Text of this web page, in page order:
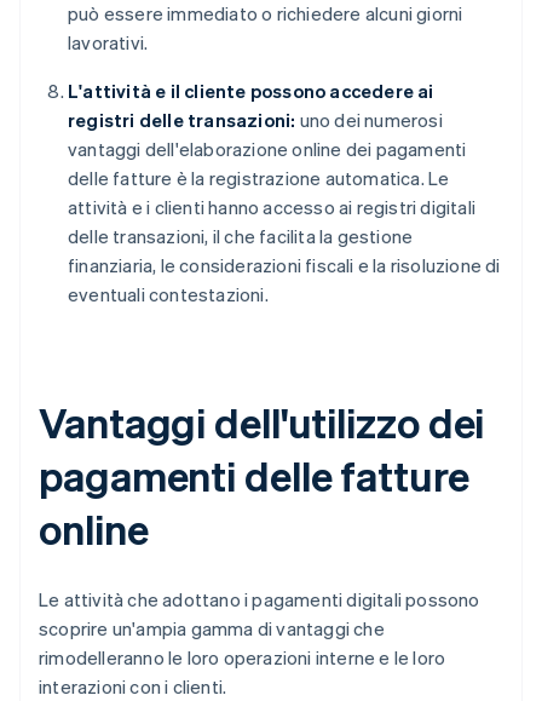
può essere immediato o richiedere alcuni giorni
lavorativi.
L'attività e il cliente possono accedere ai
registri delle transazioni: uno dei numerosi
vantaggi dell'elaborazione online dei pagamenti
delle fatture è la registrazione automatica. Le
attività e i clienti hanno accesso ai registri digitali
delle transazioni, il che facilita la gestione
finanziaria, le considerazioni fiscali e la risoluzione di
eventuali contestazioni.
Vantaggi dell'utilizzo dei
pagamenti delle fatture
online
Le attività che adottano i pagamenti digitali possono
scoprire un'ampia gamma di vantaggi che
rimodelleranno le loro operazioni interne e le loro
interazioni con i clienti.